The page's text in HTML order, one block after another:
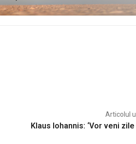
Articolul
Klaus Iohannis: ‘Vor veni